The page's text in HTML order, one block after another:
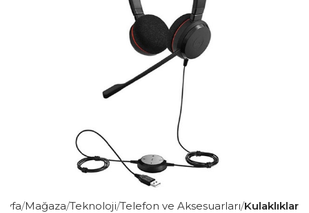
Mağaza Teknoloji Telefon ve Aksesuarları Kulaklıklar